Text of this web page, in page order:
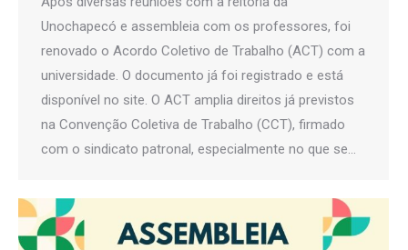
Unochapecó e assembleia com os professores, foi
renovado o Acordo Coletivo de Trabalho (ACT) com a
universidade. O documento já foi registrado e está
disponível no site. O ACT amplia direitos já previstos
na Convenção Coletiva de Trabalho (CCT), firmado
com o sindicato patronal, especialmente no que se…